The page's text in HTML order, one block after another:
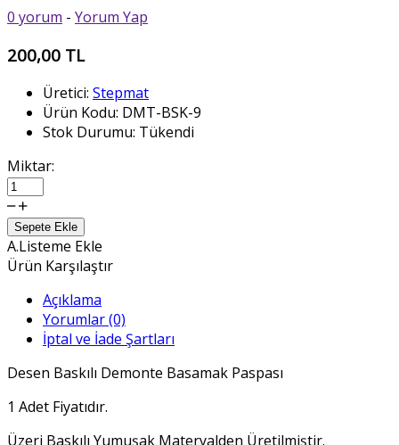
0 yorum - Yorum Yap
200,00 TL
Üretici: Stepmat
Ürün Kodu: DMT-BSK-9
Stok Durumu: Tükendi
Miktar:
Sepete Ekle
A.Listeme Ekle
Ürün Karşılaştır
Açıklama
Yorumlar (0)
İptal ve İade Şartları
Desen Baskılı Demonte Basamak Paspası
1 Adet Fiyatıdır.
Üzeri Baskılı Yumuşak Materyalden Üretilmiştir.